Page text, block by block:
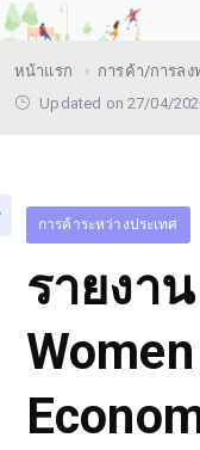
หน้าแรก การค้า/การลง
Updated on 27/04/
การค้าระหว่างประเทศ
รายงา